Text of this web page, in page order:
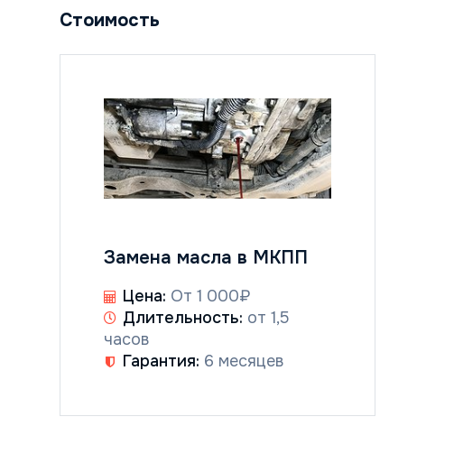
Стоимость
Замена масла в МКПП
Цена: От 1 000₽
Длительность: от 1,5
часов
Гарантия: 6 месяцев